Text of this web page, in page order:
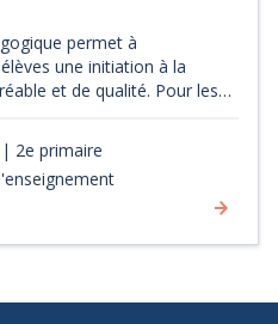
permet à
une initiation à la
et de qualité. Pour les
2e primaire